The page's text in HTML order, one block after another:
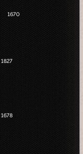
1670
1827
1678